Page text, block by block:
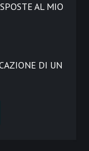
AL MIO
DI UN